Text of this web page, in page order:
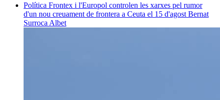
Política Frontex i l'Europol controlen les xarxes pel rumor
d'un nou creuament de frontera a Ceuta el 15 d'agost Bernat
Surroca Albet